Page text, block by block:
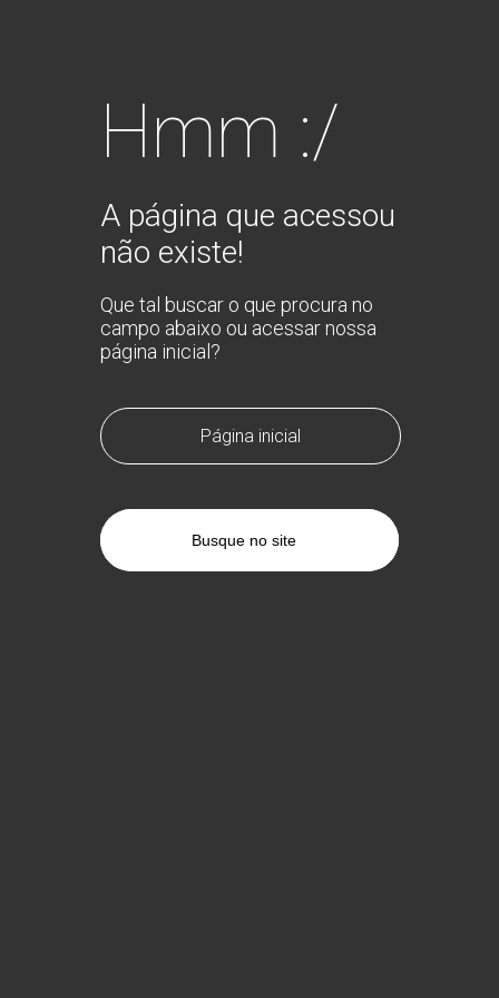
Hmm :/
A página que acessou
não existe!
Que tal buscar o que procura no
campo abaixo ou acessar nossa
página inicial?
Página inicial